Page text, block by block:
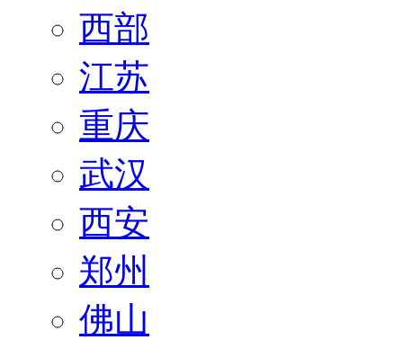
西部
江苏
重庆
武汉
西安
郑州
佛山